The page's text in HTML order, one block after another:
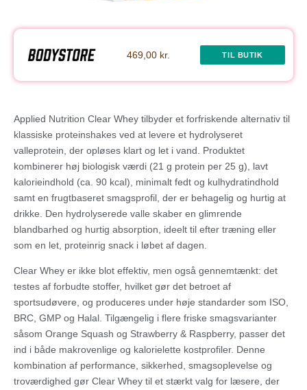
469,00 kr. TIL BUTIK
Applied Nutrition Clear Whey tilbyder et forfriskende alternativ til
klassiske proteinshakes ved at levere et hydrolyseret
valleprotein, der opløses klart og let i vand. Produktet
kombinerer høj biologisk værdi (21 g protein per 25 g), lavt
kalorieindhold (ca. 90 kcal), minimalt fedt og kulhydratindhold
samt en frugtbaseret smagsprofil, der er behagelig og hurtig at
drikke. Den hydrolyserede valle skaber en glimrende
blandbarhed og hurtig absorption, ideelt til efter træning eller
som en let, proteinrig snack i løbet af dagen.
Clear Whey er ikke blot effektiv, men også gennemtænkt: det
testes af forbudte stoffer, hvilket gør det betroet af
sportsudøvere, og produceres under høje standarder som ISO,
BRC, GMP og Halal. Tilgængelig i flere friske smagsvarianter
såsom Orange Squash og Strawberry & Raspberry, passer det
ind i både makrovenlige og kalorielette kostprofiler. Denne
kombination af performance, sikkerhed, smagsoplevelse og
troværdighed gør Clear Whey til et stærkt valg for læsere, der